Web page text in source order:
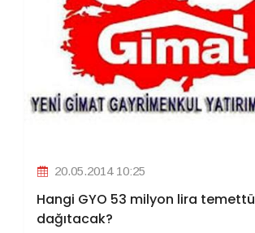
20.05.2014 10:25
Hangi GYO 53 milyon lira temettü
dağıtacak?